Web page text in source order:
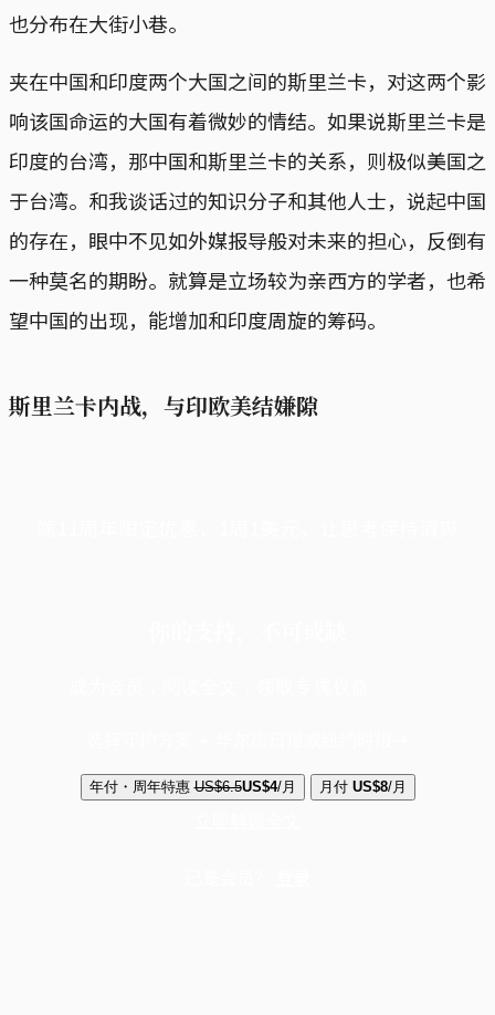
也分布在大街小巷。
夹在中国和印度两个大国之间的斯里兰卡，对这两个影
响该国命运的大国有着微妙的情结。如果说斯里兰卡是
印度的台湾，那中国和斯里兰卡的关系，则极似美国之
于台湾。和我谈话过的知识分子和其他人士，说起中国
的存在，眼中不见如外媒报导般对未来的担心，反倒有
一种莫名的期盼。就算是立场较为亲西方的学者，也希
望中国的出现，能增加和印度周旋的筹码。
斯里兰卡内战，与印欧美结嫌隙
年付・周年特惠 US$6.5US$4/月 月付 US$8/月